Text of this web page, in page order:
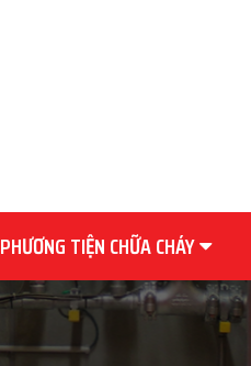
PHƯƠNG TIỆN CHỮA CHÁY